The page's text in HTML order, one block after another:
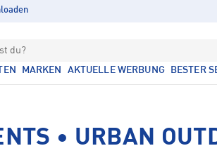
du?
MARKEN AKTUELLE WERBUNG BESTER
• URBAN